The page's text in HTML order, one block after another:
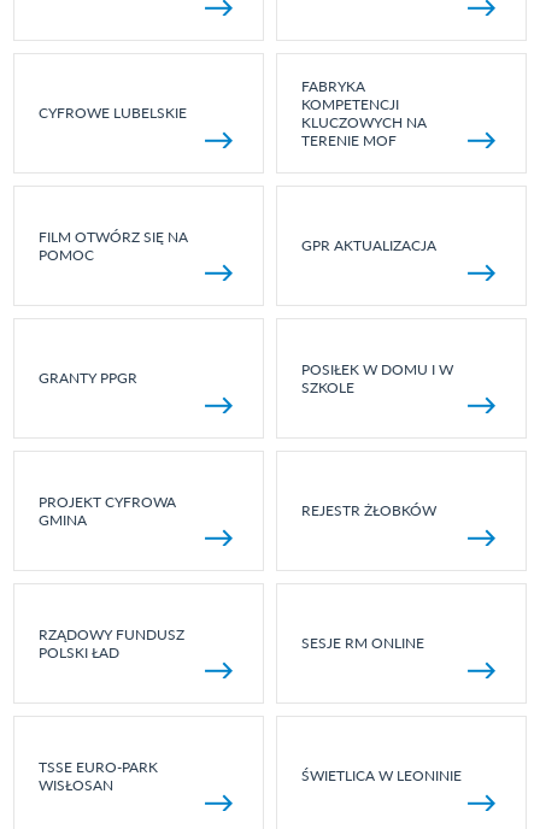
CYFROWE LUBELSKIE
FABRYKA
KOMPETENCJI
KLUCZOWYCH NA
TERENIE MOF
FILM OTWÓRZ SIĘ NA
POMOC
GPR AKTUALIZACJA
GRANTY PPGR
POSIŁEK W DOMU I W
SZKOLE
PROJEKT CYFROWA
GMINA
REJESTR ŻŁOBKÓW
RZĄDOWY FUNDUSZ
POLSKI ŁAD
SESJE RM ONLINE
TSSE EURO-PARK
WISŁOSAN
ŚWIETLICA W LEONINIE